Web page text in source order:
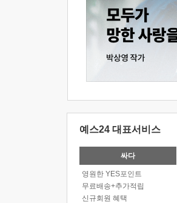
예스24 대표서비스
싸다
영원한 YES포인트
무료배송+추가적립
신규회원 혜택